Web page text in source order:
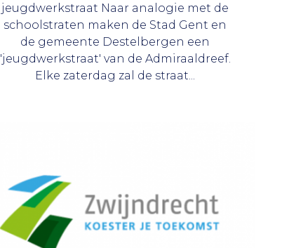
jeugdwerkstraat Naar analogie met de
schoolstraten maken de Stad Gent en
de gemeente Destelbergen een
'jeugdwerkstraat' van de Admiraaldreef.
Elke zaterdag zal de straat...